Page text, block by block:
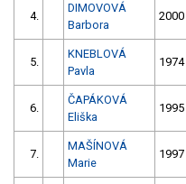
4.
DIMOVOVÁ
Barbora
2000
5.
KNEBLOVÁ
Pavla
1974
6.
ČAPÁKOVÁ
Eliška
1995
7.
MAŠÍNOVÁ
Marie
1997